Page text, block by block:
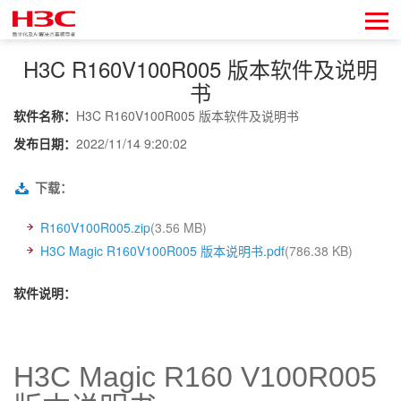
H3C R160V100R005 版本软件及说明
书
软件名称： H3C R160V100R005 版本软件及说明书
发布日期： 2022/11/14 9:20:02
下载：
R160V100R005.zip(3.56 MB)
H3C Magic R160V100R005 版本说明书.pdf(786.38 KB)
软件说明：
H3C Magic R160 V100R005